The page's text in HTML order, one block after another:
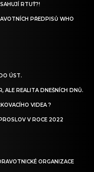
RTUŤ?!
PŘEDPISŮ WHO
ÚST.
ALE REALITA DNEŠNÍCH DNŮ.
VIDEA ?
V ROCE 2022
ORGANIZACE